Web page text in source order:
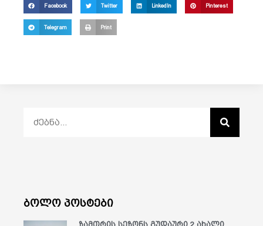
Facebook Twitter LinkedIn Pinterest
Telegram Print
ბოლო პოსტები